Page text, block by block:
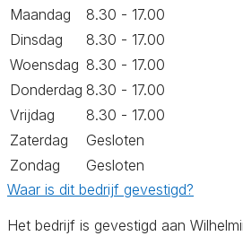
Maandag
8.30 - 17.00
Dinsdag
8.30 - 17.00
Woensdag 8.30 - 17.00
Donderdag 8.30 - 17.00
Vrijdag
8.30 - 17.00
Zaterdag
Gesloten
Zondag
Gesloten
Waar is dit bedrijf gevestigd?
Het bedrijf is gevestigd aan